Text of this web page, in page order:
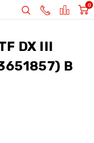
0
DX III
В